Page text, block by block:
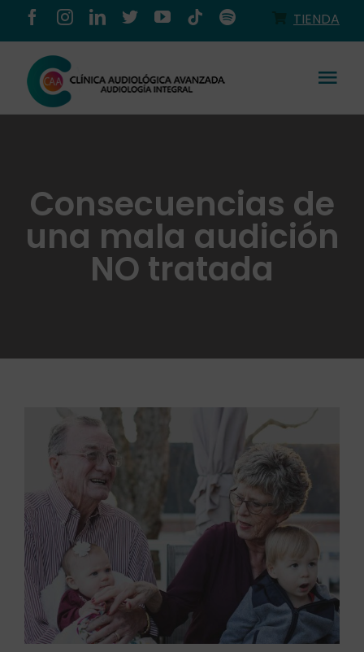
Saltar
contenido
TIENDA
Servicios
Llámanos 912 129 122
Consecuencias de
una mala audición
NO tratada
imagen
más
grande